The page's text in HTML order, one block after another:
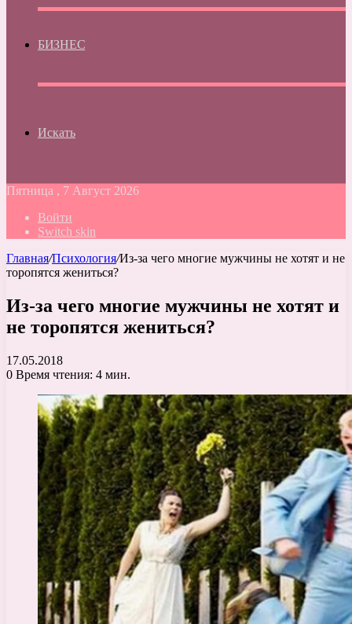
БИЗНЕС
Искать
Пятница , 7 Август 2026
Войти
Switch skin
Главная/Психология/Из-за чего многие мужчины не хотят и не
торопятся жениться?
Из-за чего многие мужчины не хотят и
не торопятся жениться?
17.05.2018
0 Время чтения: 4 мин.